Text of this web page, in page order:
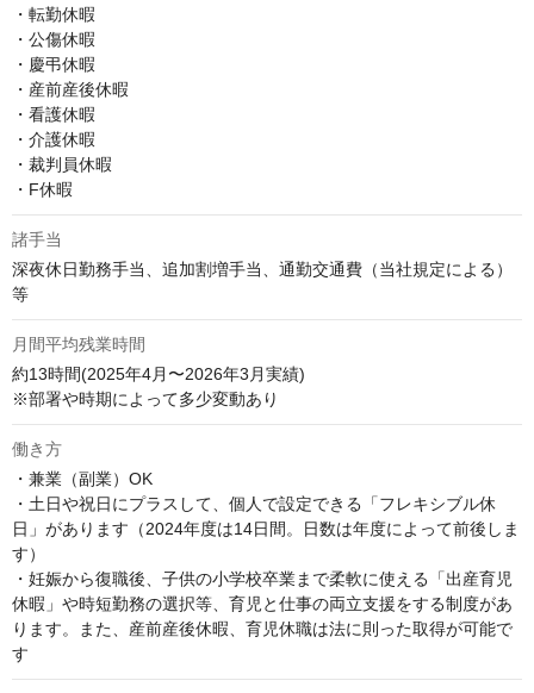
・転勤休暇
・公傷休暇
・慶弔休暇
・産前産後休暇
・看護休暇
・介護休暇
・裁判員休暇
・F休暇
諸手当
深夜休日勤務手当、追加割増手当、通勤交通費（当社規定による）
等
月間平均残業時間
約13時間(2025年4月〜2026年3月実績)
※部署や時期によって多少変動あり
働き方
・兼業（副業）OK
・土日や祝日にプラスして、個人で設定できる「フレキシブル休
日」があります（2024年度は14日間。日数は年度によって前後しま
す）
・妊娠から復職後、子供の小学校卒業まで柔軟に使える「出産育児
休暇」や時短勤務の選択等、育児と仕事の両立支援をする制度があ
ります。また、産前産後休暇、育児休職は法に則った取得が可能で
す